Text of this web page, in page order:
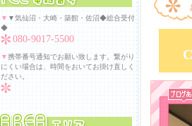
▼▼気仙沼・大崎・築館・佐沼◆総合受付
◆
080-9017-5500
▼携帯番号通知でお願い致します。繋がり
にくい場合は、時間をおいてお掛け直しく
ださい。